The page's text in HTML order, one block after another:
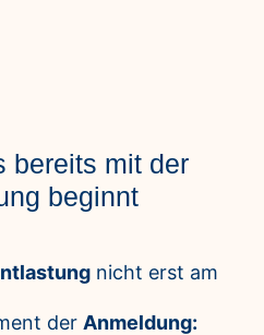
bereits mit der
beginnt
nicht erst am
der Anmeldung: